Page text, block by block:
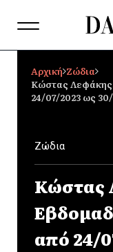
Αρχική Ζώδια
Κώστας
24/07/2023 ως
Ζώδια
Κώστας
από 24/